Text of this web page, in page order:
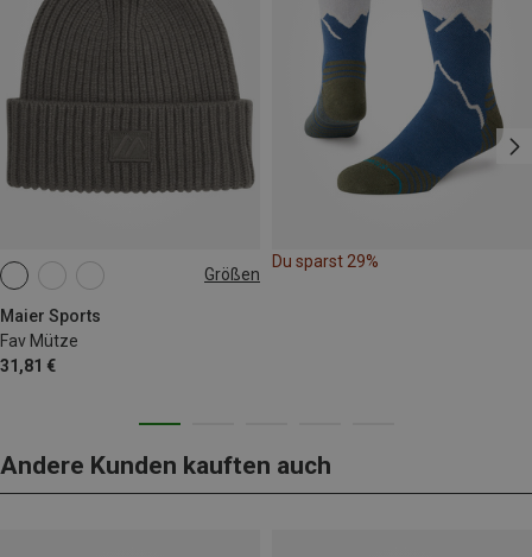
Größen
Maier Sports
Fav Mütze
31,81 €
ONE SIZE
Du sparst 29%
Andere Kunden kauften auch